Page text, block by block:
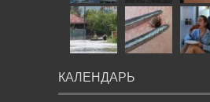
КАЛЕНДАРЬ